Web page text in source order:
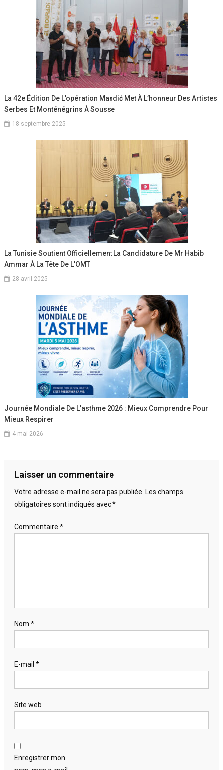
La 42e Édition De L’opération Mandić Met À L’honneur Des Artistes
Serbes Et Monténégrins À Sousse
18 septembre 2025
La Tunisie Soutient Officiellement La Candidature De Mr Habib
Ammar À La Tête De L’OMT
28 avril 2025
Journée Mondiale De L’asthme 2026 : Mieux Comprendre Pour
Mieux Respirer
4 mai 2026
Laisser un commentaire
Votre adresse e-mail ne sera pas publiée. Les champs
obligatoires sont indiqués avec*
Commentaire *
Nom *
E-mail *
Site web
Enregistrer mon